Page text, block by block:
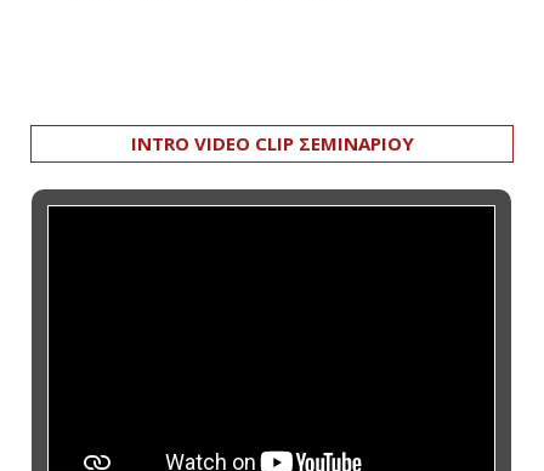
INTRO VIDEO CLIP ΣΕΜΙΝΑΡΙΟΥ